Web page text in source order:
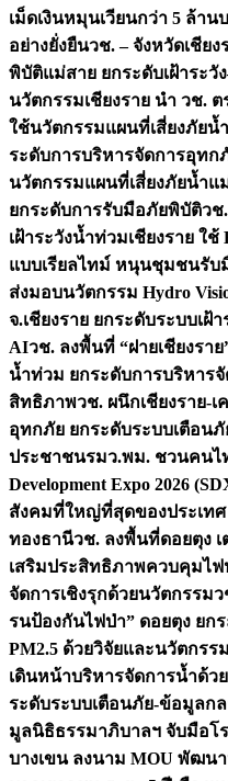
เม็ดเงินหมุนเวียนกว่า 5 ล้า
อย่างยั่งยืนวช. – จังหวัดเชีย
พิบัติแม่สาย ยกระดับเฝ้าระวั
นวัตกรรมเชียงราย นำ วช.
ใช้นวัตกรรมแผนที่เสี่ยงภัยน้
ระดับการบริหารจัดการอุทก
นวัตกรรมแผนที่เสี่ยงภัยน้ำ
ยกระดับการรับมือภัยพิบัติวช
เฝ้าระวังน้ำท่วมเชียงราย ใ
แบบเรียลไทม์ หนุนชุมชนรั
ส่งมอบนวัตกรรม Hydro
จ.เชียงราย ยกระดับระบบเ
AIวช. ลงพื้นที่ “ฝายเชียงรา
น้ำท่วม ยกระดับการบริหาร
สิทธิภาพวช. ผนึกเชียงราย-
อุทกภัย ยกระดับระบบเตือน
ประชาชนรมว.พม. ชวนคนไ
Development Expo 2026
สังคมที่ใหญ่ที่สุดของประเท
ทองธานีวช. ลงพื้นที่ดอยตุง
เสริมประสิทธิภาพควบคุมไ
จัดการเชิงรุกด้วยนวัตกรรมว
รนป้องกันไฟป่า” ดอยตุง ยก
PM2.5 ด้วยวิจัยและนวัตกรรม
เดินหน้าบริหารจัดการน้ำด้ว
ระดับระบบเตือนภัย-ข้อมูลก
มูลนิธิธรรมาภิบาลฯ จับมือโ
บางเขน ลงนาม MOU พัฒน